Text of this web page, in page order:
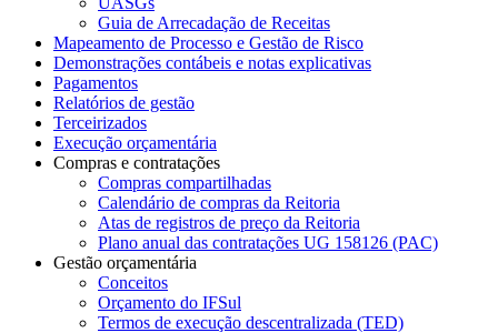
Guia de Arrecadação de Receitas
Mapeamento de Processo e Gestão de Risco
Demonstrações contábeis e notas explicativas
Pagamentos
Relatórios de gestão
Terceirizados
Execução orçamentária
Compras e contratações
Compras compartilhadas
Calendário de compras da Reitoria
Atas de registros de preço da Reitoria
Plano anual das contratações UG 158126 (PAC)
Gestão orçamentária
Conceitos
Orçamento do IFSul
Termos de execução descentralizada (TED)